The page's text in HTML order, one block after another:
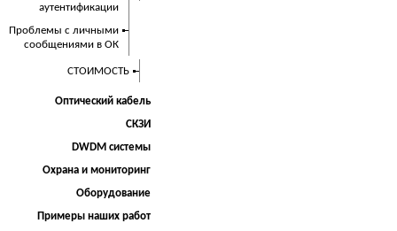
аутентификации
Проблемы с личными
сообщениями в ОК
СТОИМОСТЬ
Оптический кабель
СКЗИ
DWDM системы
Охрана и мониторинг
Оборудование
Примеры наших работ